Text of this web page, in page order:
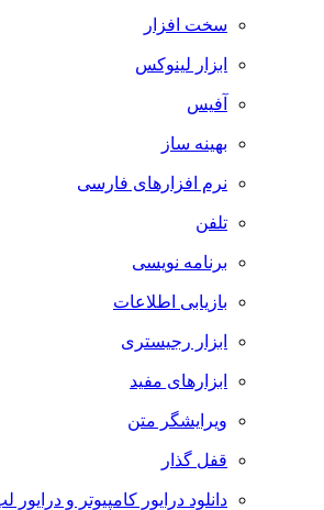
سخت افزار
ابزار لینوکس
آفیس
بهینه ساز
نرم افزارهای فارسی
تلفن
برنامه نویسی
بازیابی اطلاعات
ابزار رجیستری
ابزارهای مفید
ویرایشگر متن
قفل گذار
دانلود درایور کامپیوتر و درایور لپ تاپ